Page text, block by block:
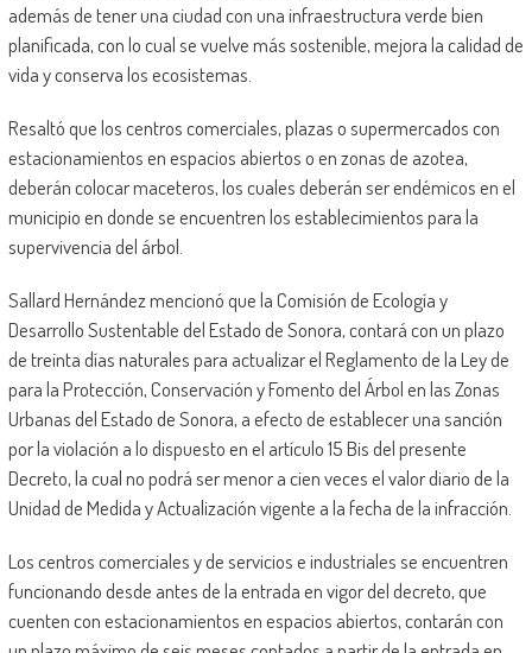
además de tener una ciudad con una infraestructura verde bien
planificada, con lo cual se vuelve más sostenible, mejora la calidad de
vida y conserva los ecosistemas.
Resaltó que los centros comerciales, plazas o supermercados con
estacionamientos en espacios abiertos o en zonas de azotea,
deberán colocar maceteros, los cuales deberán ser endémicos en el
municipio en donde se encuentren los establecimientos para la
supervivencia del árbol.
Sallard Hernández mencionó que la Comisión de Ecología y
Desarrollo Sustentable del Estado de Sonora, contará con un plazo
de treinta días naturales para actualizar el Reglamento de la Ley de
para la Protección, Conservación y Fomento del Árbol en las Zonas
Urbanas del Estado de Sonora, a efecto de establecer una sanción
por la violación a lo dispuesto en el artículo 15 Bis del presente
Decreto, la cual no podrá ser menor a cien veces el valor diario de la
Unidad de Medida y Actualización vigente a la fecha de la infracción.
Los centros comerciales y de servicios e industriales se encuentren
funcionando desde antes de la entrada en vigor del decreto, que
cuenten con estacionamientos en espacios abiertos, contarán con